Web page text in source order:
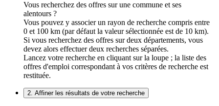
Vous recherchez des offres sur une commune et ses
alentours ?
Vous pouvez y associer un rayon de recherche compris entre
0 et 100 km (par défaut la valeur sélectionnée est de 10 km).
Si vous recherchez des offres sur deux départements, vous
devez alors effectuer deux recherches séparées.
Lancez votre recherche en cliquant sur la loupe ; la liste des
offres d'emploi correspondant à vos critères de recherche est
restituée.
2. Affiner les résultats de votre recherche